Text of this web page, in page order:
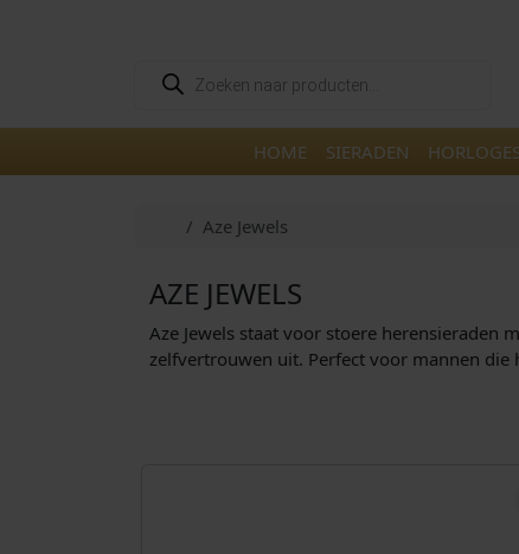
t
HOME SIERADEN HORLOGES
HomeAze Jewels
AZE JEWELS
Aze Jewels staat voor stoere heren­sieraden
zelfvertrouwen uit. Perfect voor mannen